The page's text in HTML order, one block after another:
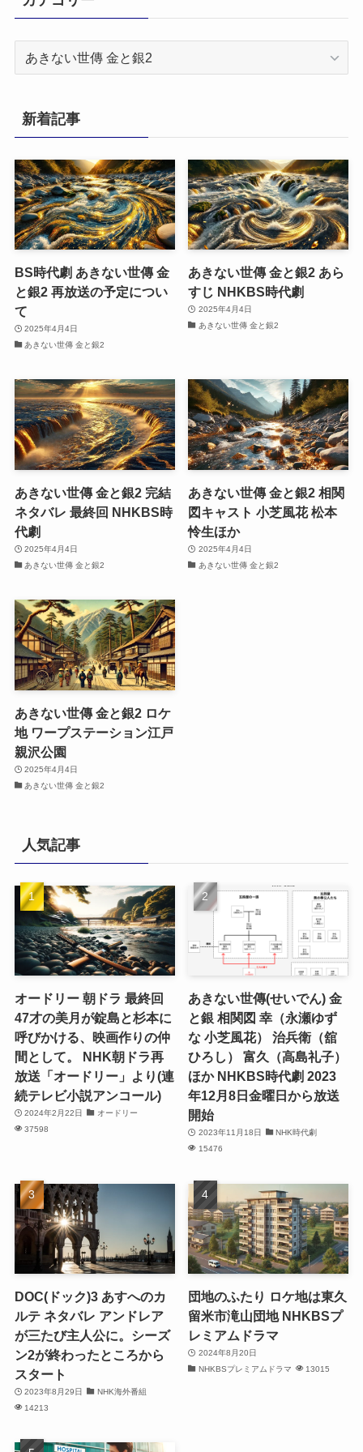
リ
ー
新着記事
BS時代劇 あきない世傳 金
と銀2 再放送の予定につい
て
2025年4月4日
あきない世傳 金と銀2
あきない世傳 金と銀2 あら
すじ NHKBS時代劇
2025年4月4日
あきない世傳 金と銀2
あきない世傳 金と銀2 完結
ネタバレ 最終回 NHKBS時
代劇
2025年4月4日
あきない世傳 金と銀2
あきない世傳 金と銀2 相関
図キャスト 小芝風花 松本
怜生ほか
2025年4月4日
あきない世傳 金と銀2
あきない世傳 金と銀2 ロケ
地 ワープステーション江戸
親沢公園
2025年4月4日
あきない世傳 金と銀2
人気記事
オードリー 朝ドラ 最終回
47才の美月が錠島と杉本に
呼びかける、映画作りの仲
間として。 NHK朝ドラ再
放送「オードリー」より(連
続テレビ小説アンコール)
2024年2月22日
オードリー
37598
あきない世傳(せいでん) 金
と銀 相関図 幸（永瀬ゆず
な 小芝風花） 治兵衛（舘
ひろし） 富久（高島礼子）
ほか NHKBS時代劇 2023
年12月8日金曜日から放送
開始
2023年11月18日
NHK時代劇
15476
DOC(ドック)3 あすへのカ
ルテ ネタバレ アンドレア
が三たび主人公に。シーズ
ン2が終わったところから
スタート
2023年8月29日
NHK海外番組
14213
団地のふたり ロケ地は東久
留米市滝山団地 NHKBSプ
レミアムドラマ
2024年8月20日
NHKBSプレミアムドラマ
13015